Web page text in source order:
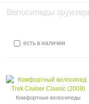
Велосипеды
есть в наличии
Комфортные велосипеды